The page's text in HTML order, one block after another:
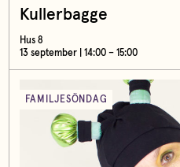
Kullerbagge
Hus 8
13 september | 14:00 – 15:00
FAMILJESÖNDAG